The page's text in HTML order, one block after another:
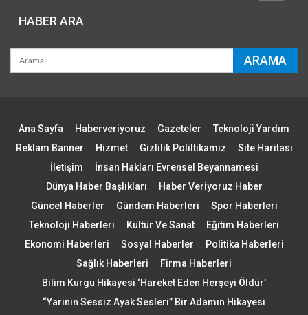
HABER ARA
Ana Sayfa Haberveriyoruz Gazeteler
Teknoloji Yardım
Reklam Banner
Hizmet Gizlilik Poliltikamız
Site Haritası
İletişim
İnsan Hakları Evrensel Beyannamesi
Dünya Haber Başlıkları
Haber Veriyoruz Haber
Güncel Haberler
Gündem Haberleri
Spor Haberleri
Teknoloji Haberleri
Kültür Ve Sanat
Eğitim Haberleri
Ekonomi Haberleri
Sosyal Haberler
Politika Haberleri
Sağlık Haberleri
Firma Haberleri
Bilim Kurgu Hikayesi ‘Hareket Eden Herşeyi Öldür’
“Yarının Sessiz Ayak Sesleri” Bir Adamın Hikayesi